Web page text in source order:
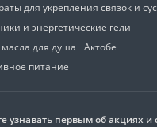
для укрепления связок и
и энергетические гели
масла для душа
Актобе
питание
узнавать первым об акциях и